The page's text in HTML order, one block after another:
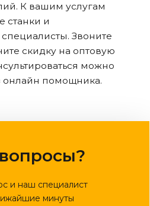
К вашим услугам
станки и
Звоните
скидку на оптовую
можно
онлайн помощника.
и наш специалист
минуты